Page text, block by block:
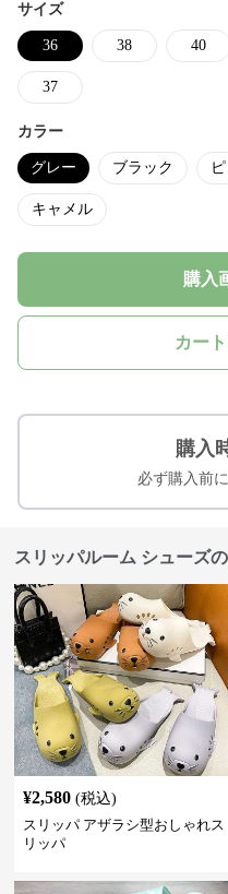
サイズ
36 38 40
37
カラー
グレー ブラック
キャメル
購入
カー
購入
必ず購入前
スリッパルーム シューズ
¥2,580 (税込)
スリッパ アザラシ型おしゃれス
リッパ